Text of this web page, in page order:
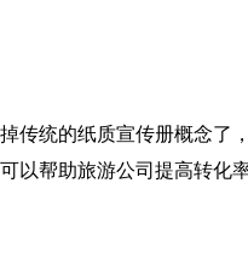
统的纸质宣传册概念了
以帮助旅游公司提高转化